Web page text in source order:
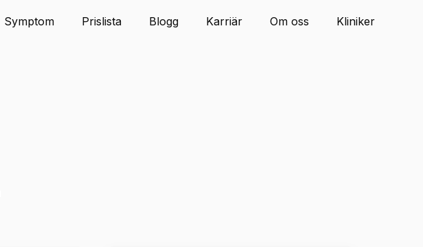
Symptom Prislista Blogg Karriär Om oss Kliniker